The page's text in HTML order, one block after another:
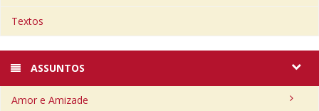
Textos
ASSUNTOS
Amor e Amizade